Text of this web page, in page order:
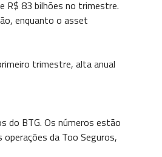
R$ 83 bilhões no trimestre.
enquanto o asset
trimestre, alta anual
do BTG. Os números estão
da Too Seguros,